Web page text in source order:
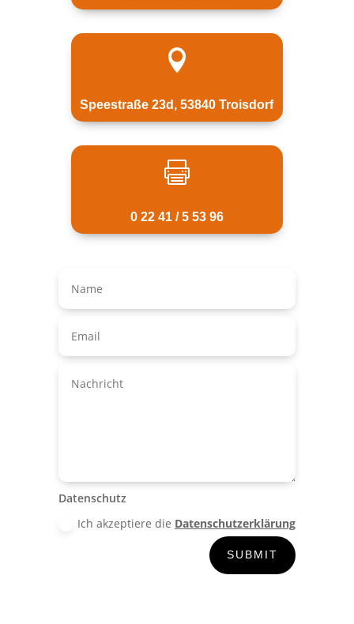

Speestraße 23d, 53840 Troisdorf

0 22 41 / 5 53 96
Datenschutz
Ich akzeptiere die Datenschutzerklärung
SUBMIT